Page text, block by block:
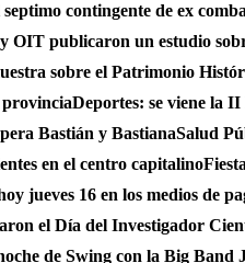
contingente de ex
OIT publicaron un estudio
sobre el Patrimonio
Deportes: se viene la
Bastián y BastianaSalud
en el centro capitalino
jueves 16 en los medios de
el Día del Investigador
de Swing con la Big Band